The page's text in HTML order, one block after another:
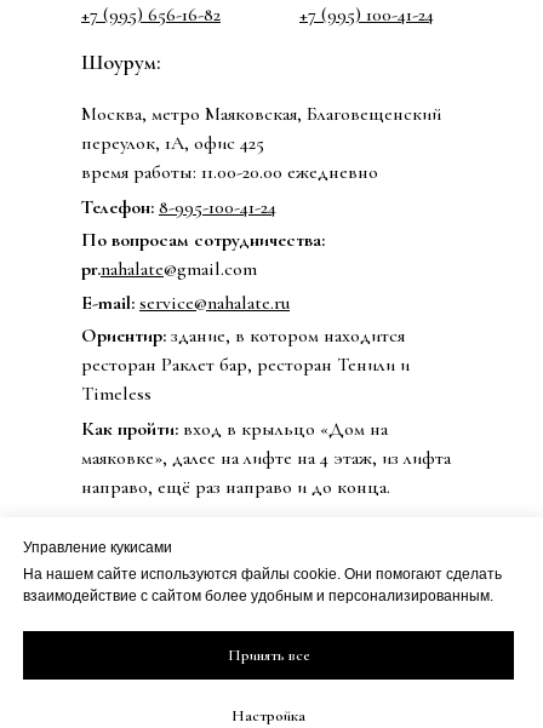
© 2020 Бренд одежды nahalate
Ориентир: здание, в котором находится
ресторан Раклет бар, ресторан Тенили и
Timeless
Шоурум:
Политика
Москва, метро Маяковская, Благовещенский
переулок, 1А, офис 425
время работы: 11.00-20.00 ежедневно
Как пройти: вход в крыльцо «Дом на
маяковке», далее на лифте на 4 этаж, из лифта
направо, ещё раз направо и до конца.
Телефон: 8-995-100-41-24
E-mail: service@nahalate.ru
По вопросам сотрудничества:
pr.nahalate@gmail.com
+7 (995) 100-41-24
+7 (995) 656-16-82
ИП Петрова Дарья Сергеевна
ИНН 501813990800
Управление кукисами
На нашем сайте используются файлы cookie. Они помогают сделать
взаимодействие с сайтом более удобным и персонализированным.
Принять все
Настройка